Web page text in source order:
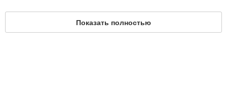
человек. Это трехместные семейные и улучшенные номера.
В каждом из них необходимый набор мебели, средства
Показать полностью